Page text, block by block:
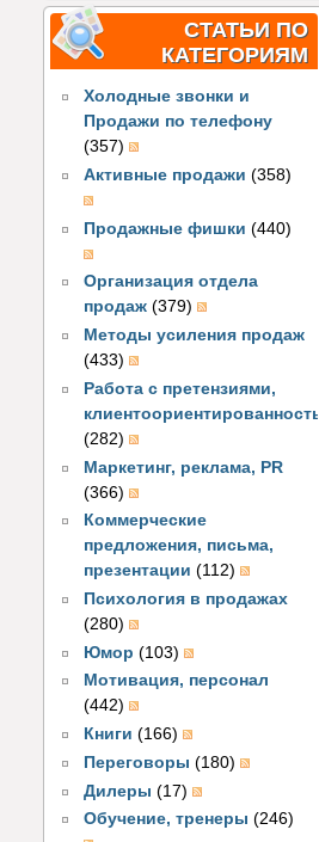
СТАТЬИ ПО
КАТЕГОРИЯМ
Холодные звонки и
Продажи по телефону
(357)
Активные продажи (358)
Продажные фишки (440)
Организация отдела
продаж (379)
Методы усиления продаж
(433)
Работа с претензиями,
клиентоориентированность
(282)
Маркетинг, реклама, PR
(366)
Коммерческие
предложения, письма,
презентации (112)
Психология в продажах
(280)
Юмор (103)
Мотивация, персонал
(442)
Книги (166)
Переговоры (180)
Дилеры (17)
Обучение, тренеры (246)